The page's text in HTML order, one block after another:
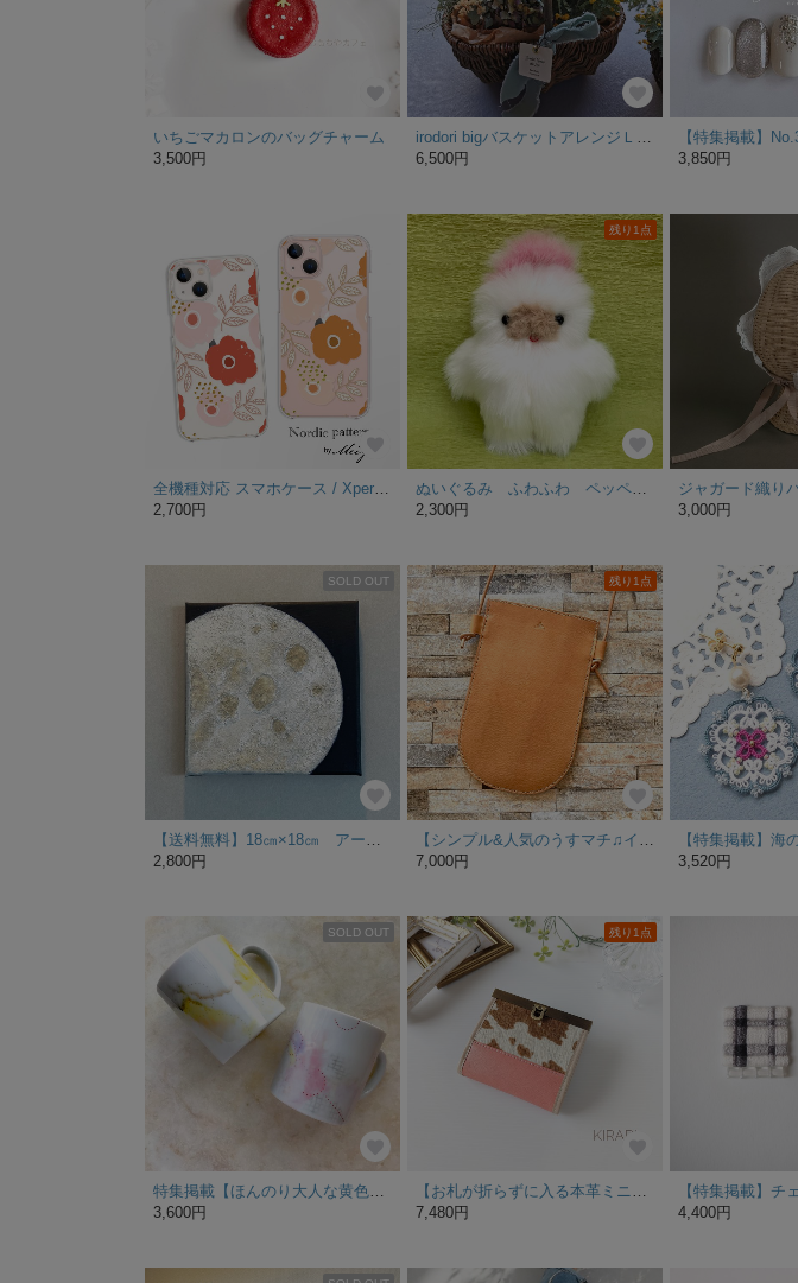
いちごマカロンのバッグチャーム
3,500円
6,500円
3,850円
2,700円
残り1点
2,300円
3,000円
SOLD OUT
2,800円
残り1点
7,000円
3,520円
SOLD OUT
特集掲載【ほんのり大人な黄色とピンクのペアマグカップ】250ml×2/セット価格
3,600円
残り1点
【お札が折らずに入る本革ミニ財布】 ホルスタイン柄ハラコ / 大人のための、上品ピーチピンク ご褒美ギフト 二つ折り財布 コンパクト財布 レザー財布 革財布 ウォレット
7,480円
4,400円